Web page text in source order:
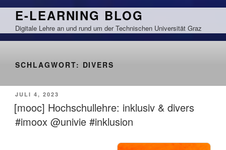
Zum
springen
E-LEARNING BLOG
Digitale Lehre an und rund um der Technischen Universität Graz
SCHLAGWORT: DIVERS
VERÖFFENTLICHT
AM
JULI 4, 2023
[mooc] Hochschullehre: inklusiv & divers
#imoox @univie #inklusion